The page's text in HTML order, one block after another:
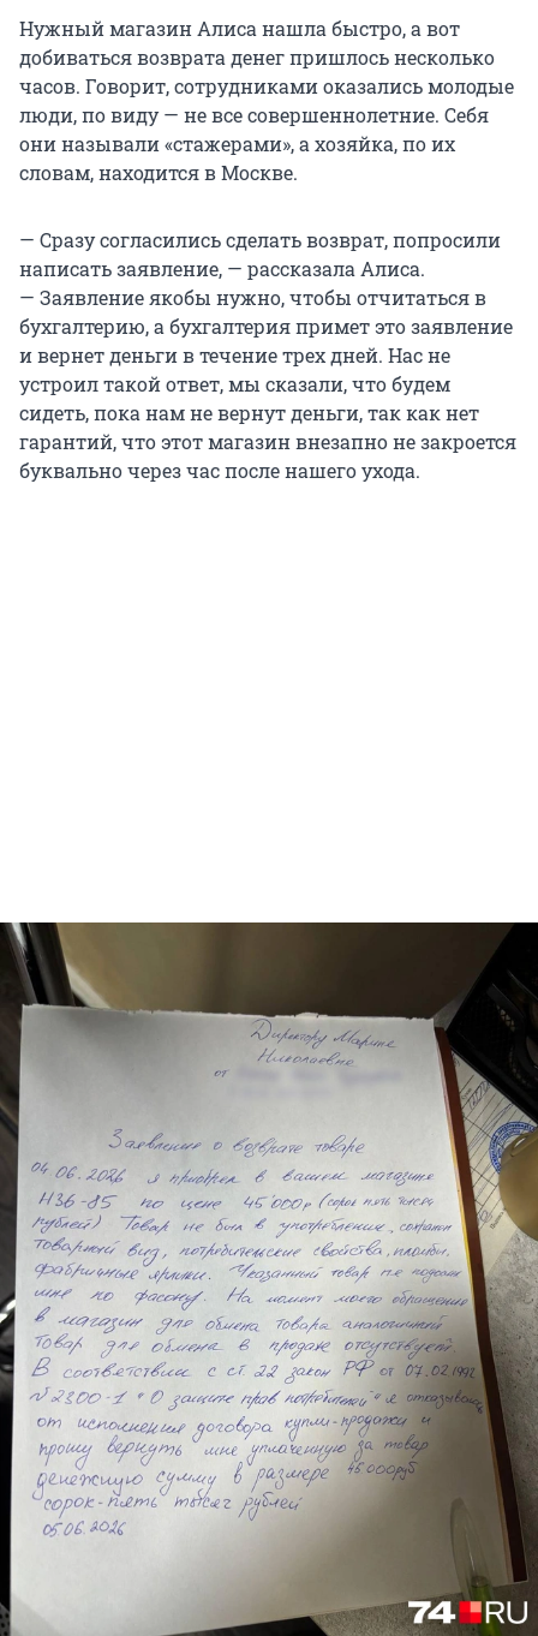
Нужный магазин Алиса нашла быстро, а вот
добиваться возврата денег пришлось несколько
часов. Говорит, сотрудниками оказались молодые
люди, по виду — не все совершеннолетние. Себя
они называли «стажерами», а хозяйка, по их
словам, находится в Москве.
— Сразу согласились сделать возврат, попросили
написать заявление, — рассказала Алиса.
— Заявление якобы нужно, чтобы отчитаться в
бухгалтерию, а бухгалтерия примет это заявление
и вернет деньги в течение трех дней. Нас не
устроил такой ответ, мы сказали, что будем
сидеть, пока нам не вернут деньги, так как нет
гарантий, что этот магазин внезапно не закроется
буквально через час после нашего ухода.